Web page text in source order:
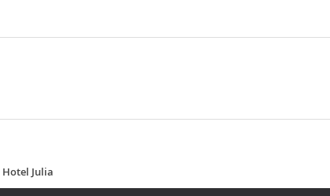
Hotel Julia